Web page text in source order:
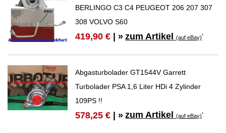
BERLINGO C3 C4 PEUGEOT 206 207 307
308 VOLVO S60
419,90 € | » zum Artikel(auf eBay)*
Abgasturbolader GT1544V Garrett
Turbolader PSA 1,6 Liter HDi 4 Zylinder
109PS !!
578,25 € | » zum Artikel(auf eBay)*